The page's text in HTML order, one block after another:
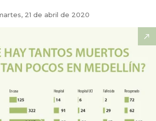
21 de abril de 2020